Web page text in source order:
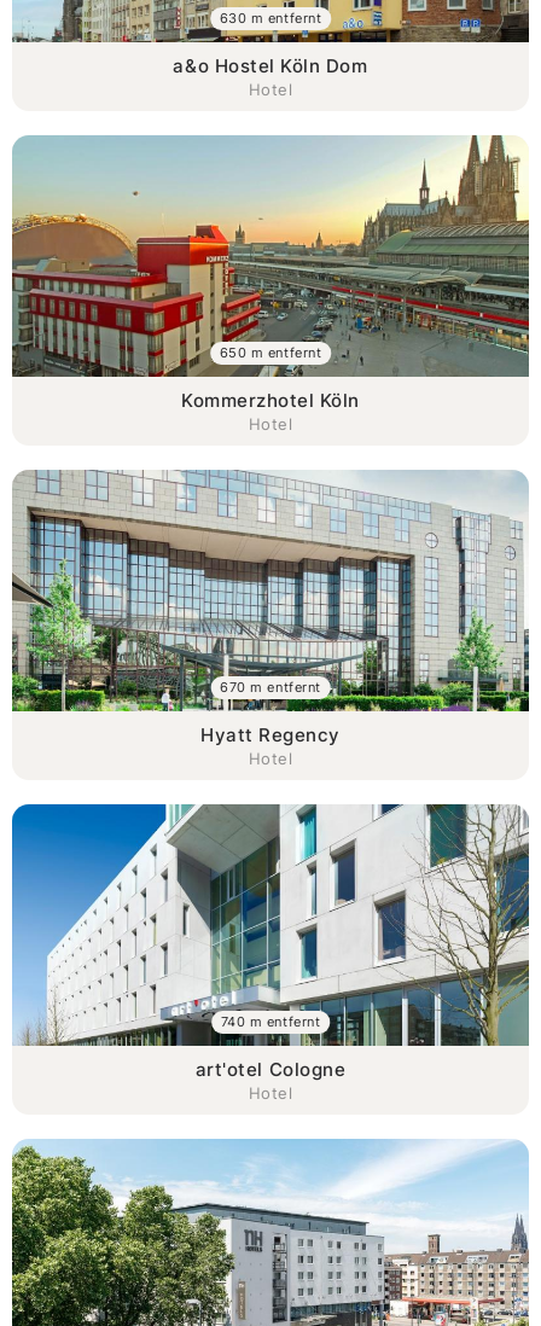
a&o Hostel Köln Dom
Hotel
630 m entfernt
Kommerzhotel Köln
Hotel
650 m entfernt
Hyatt Regency
Hotel
670 m entfernt
art'otel Cologne
Hotel
740 m entfernt